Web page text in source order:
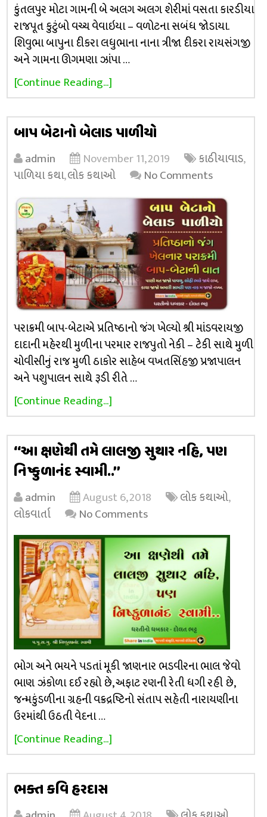
કુંતલપુર મોટા ગામની બે અલગ અલગ શેરીમાં વસતા કારડીયા
રાજપૂત કુટુંબો વચ્ચ વેવાઇયા – વળોટના સબંધ જોડાયા.
શિવુભા બાપુના દીકરા લધુભાના નાના ત્રીજા દીકરા રાયસંગજી
અને ગામના ઊગમણા ઝાંપા …
[Continue Reading...]
બાપ બેટાનો બેલાડ પાળીયો
admin November 11, 2019 કાઠીયાવાડ,
પાળિયા કથા,લોક કથાઓ No Comments
પરાક્રમી બાપ-બેટાએ પ્રતિષ્ઠાનો જંગ ખેલ્યો શ્રી માંડવરાયજી
દાદાની મહેરથી મુળીના પરમાર રાજપુતો નેકી – ટેકી સાથે મુળી
ચોવીસીનું રાજ મુળી ઠાકોર સાહેબ વખતસિંહજી પ્રજાપાલન
અને પશુપાલન સાથે રૂડી રીતે …
[Continue Reading...]
‘‘આ ક્ષણેથી તમે લાલજી સુથાર નહિ, પણ
નિષ્કુળાનંદ સ્વામી..’’
admin August 6, 2018 લોક કથાઓ,
લોકવાર્તા
No Comments
ભોગ અને ભયને પડતાં મૂકી જાણનાર ભડવીરના ભાલ જેવો
ભાણ ઝંકોળા દઈ રહ્યો છે, અફાટ રણની રેતી ધગી રહી છે,
જન્મકુંડળીના ગ્રહની વક્રદ્રષ્ટિનો સંતાપ સહેતી નારાયણીના
ઉરમાંથી ઉઠતી વેદના …
[Continue Reading...]
ભક્ત કવિ હરદાસ